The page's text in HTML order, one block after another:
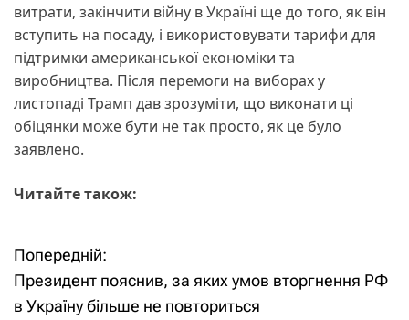
витрати, закінчити війну в Україні ще до того, як він
вступить на посаду, і використовувати тарифи для
підтримки американської економіки та
виробництва. Після перемоги на виборах у
листопаді Трамп дав зрозуміти, що виконати ці
обіцянки може бути не так просто, як це було
заявлено.
Читайте також:
Н
а
Попередній:
Президент пояснив, за яких умов вторгнення РФ
в Україну більше не повториться